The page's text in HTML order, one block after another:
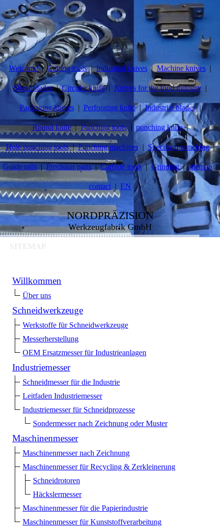
Welcome Cutting tools Industrial knives Machine knives
Shear blades Circular knife Knives for the food industry
Packaging knives Perforating knife Industrial blades
Round knife Punching tools punching knife
Hole punching tools Punching machines Specimen punching
Guide rails Precision parts Carbide tools Grinding sitemap
contact EN
NORDPRÄZISION
Werkzeugfabrik GmbH
Willkommen
Über uns
Schneidwerkzeuge
Werkstoffe für Schneidwerkzeuge
Messerherstellung
OEM Ersatzmesser für Industrieanlagen
Industriemesser
Schneidmesser für die Industrie
Leitfaden Industriemesser
Industriemesser für Schneidprozesse
Sondermesser nach Zeichnung oder Muster
Maschinenmesser
Maschinenmesser nach Zeichnung
Maschinenmesser für Recycling & Zerkleinerung
Schneidrotoren
Häckslermesser
Maschinenmesser für die Papierindustrie
Maschinenmesser für Kunststoffverarbeitung